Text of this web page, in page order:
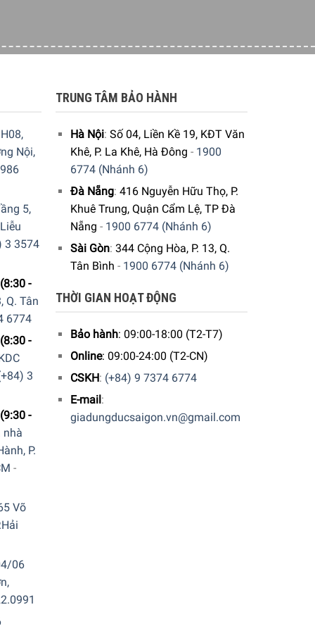
Ngay cả sau 5 năm, bạn vẫn cắt như ngày
Nội,
5,
3 3574
-
Q. Tân
6774
-
3
-
nhà
P.
-
Võ
06
TRUNG TÂM BẢO HÀNH
Hà Nội: Số 04, Liền Kề 19, KĐT Văn
Khê, P. La Khê, Hà Đông - 1900
6774 (Nhánh 6)
Đà Nẵng: 416 Nguyễn Hữu Thọ, P.
Khuê Trung, Quận Cẩm Lệ, TP Đà
Nẵng - 1900 6774 (Nhánh 6)
Sài Gòn: 344 Cộng Hòa, P. 13, Q.
Tân Bình - 1900 6774 (Nhánh 6)
THỜI GIAN HOẠT ĐỘNG
Bảo hành: 09:00-18:00 (T2-T7)
Online: 09:00-24:00 (T2-CN)
CSKH: (+84) 9 7374 6774
E-mail:
giadungducsaigon.vn@gmail.com